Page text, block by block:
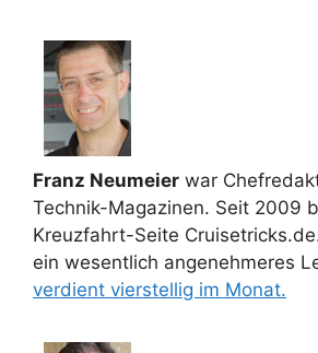
Franz Neumeier war
Technik-Magazinen. Seit 2009
Kreuzfahrt-Seite
ein wesentlich angenehmeres
verdient vierstellig im Monat.